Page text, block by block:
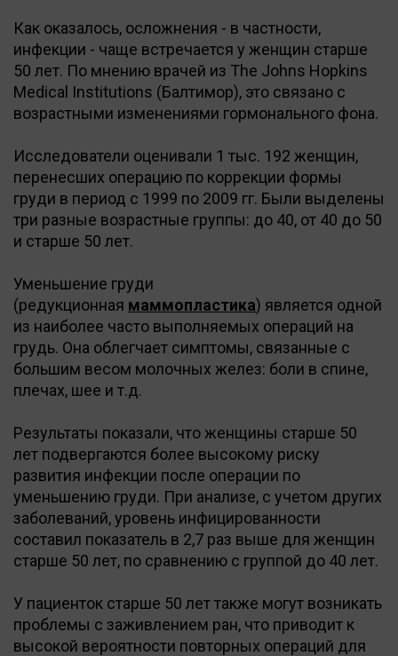
Как оказалось, осложнения - в частности,
инфекции - чаще встречается у женщин старше
50 лет. По мнению врачей из The Johns Hopkins
Medical Institutions (Балтимор), это связано с
возрастными изменениями гормонального фона.
Исследователи оценивали 1 тыс. 192 женщин,
перенесших операцию по коррекции формы
груди в период с 1999 по 2009 гг. Были выделены
три разные возрастные группы: до 40, от 40 до 50
и старше 50 лет.
Уменьшение груди
(редукционная маммопластика) является одной
из наиболее часто выполняемых операций на
грудь. Она облегчает симптомы, связанные с
большим весом молочных желез: боли в спине,
плечах, шее и т.д.
Результаты показали, что женщины старше 50
лет подвергаются более высокому риску
развития инфекции после операции по
уменьшению груди. При анализе, с учетом других
заболеваний, уровень инфицированности
составил показатель в 2,7 раз выше для женщин
старше 50 лет, по сравнению с группой до 40 лет.
У пациенток старше 50 лет также могут возникать
проблемы с заживлением ран, что приводит к
высокой вероятности повторных операций для